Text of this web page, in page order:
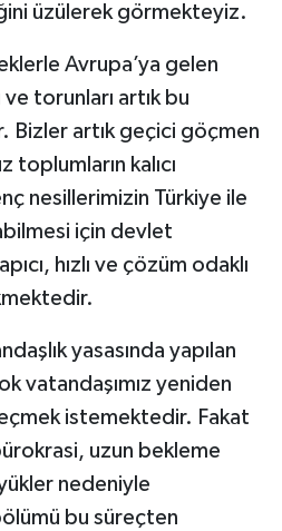
üzülerek görmekteyiz.
Avrupa’ya gelen
torunları artık bu
Bizler artık geçici göçmen
kalıcı
nesillerimizin Türkiye ile
için devlet
hızlı ve çözüm odaklı
yasasında yapılan
vatandaşımız yeniden
istemektedir. Fakat
uzun bekleme
nedeniyle
bu süreçten